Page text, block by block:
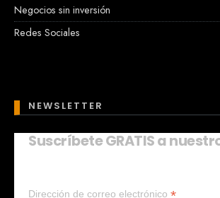
Negocios sin inversión
Redes Sociales
NEWSLETTER
Suscríbete GRATIS a nuestro
Dirección de correo electrónico